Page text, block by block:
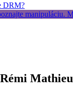
DRM?
Mathieu